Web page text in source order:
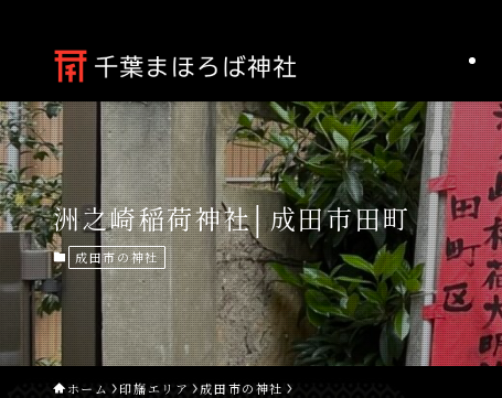
洲之崎稲荷神社│成田市田町
成田市の神社
ホーム 印旛エリア 成田市の神社